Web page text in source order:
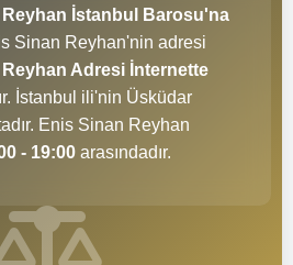
İstanbul Barosu'na
Sinan Reyhan'nin adresi
Adresi İnternette
İstanbul ili'nin Üsküdar
Enis Sinan Reyhan
- 19:00 arasındadır.